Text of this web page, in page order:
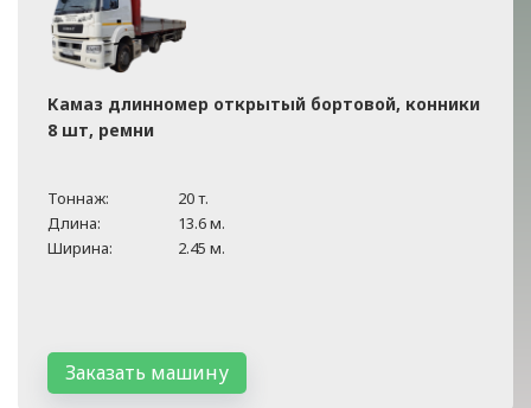
Камаз длинномер открытый бортовой, конники
8 шт, ремни
Тоннаж:
20 т.
Длина:
13.6 м.
Ширина:
2.45 м.
Заказать машину